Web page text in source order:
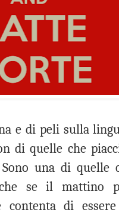
e di peli sulla
di quelle che
una di
se il mattino
contenta di